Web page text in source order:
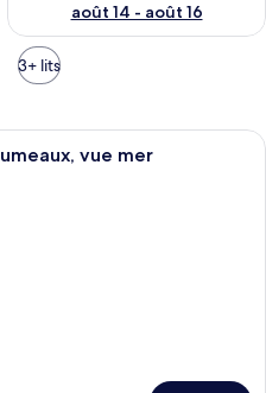
août 14 - août 16
3+ lits
Une chambre d’hôtel avec un lit,
vue mer